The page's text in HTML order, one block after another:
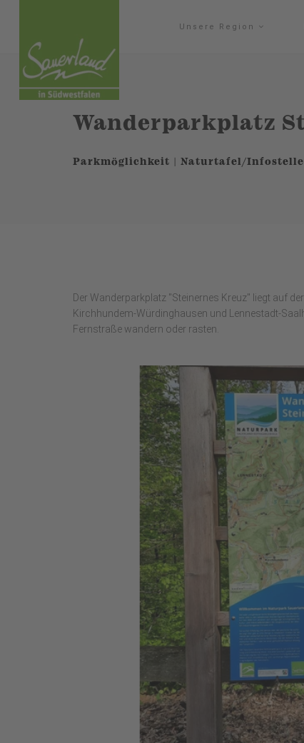
Unsere Region
Wanderparkplatz
Parkmöglichkeit | Naturtafel/Infostelle
Der Wanderparkplatz "Steinernes Kreuz" liegt auf
Kirchhundem-Würdinghausen und Lennestadt-
Fernstraße wandern oder rasten.